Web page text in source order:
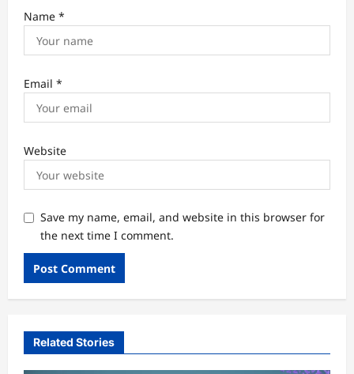
Name *
Email *
Website
Save my name, email, and website in this browser for
the next time I comment.
Related Stories